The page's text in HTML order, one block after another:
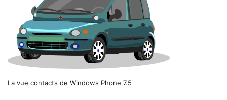
La vue contacts de Windows Phone 7.5